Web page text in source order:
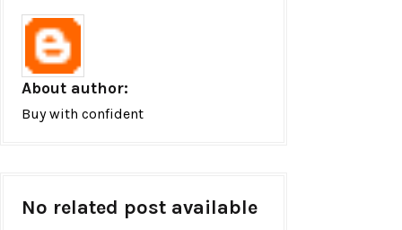
About author:
Buy with confident
No related post available